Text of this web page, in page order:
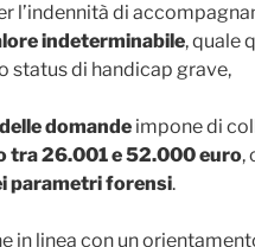
l’indennità di
indeterminabile, quale
status di handicap grave,
domande impone di
tra 26.001 e 52.000 euro,
parametri forensi.
in linea con un